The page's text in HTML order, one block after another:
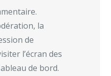
la
de
l’écran des
de bord.